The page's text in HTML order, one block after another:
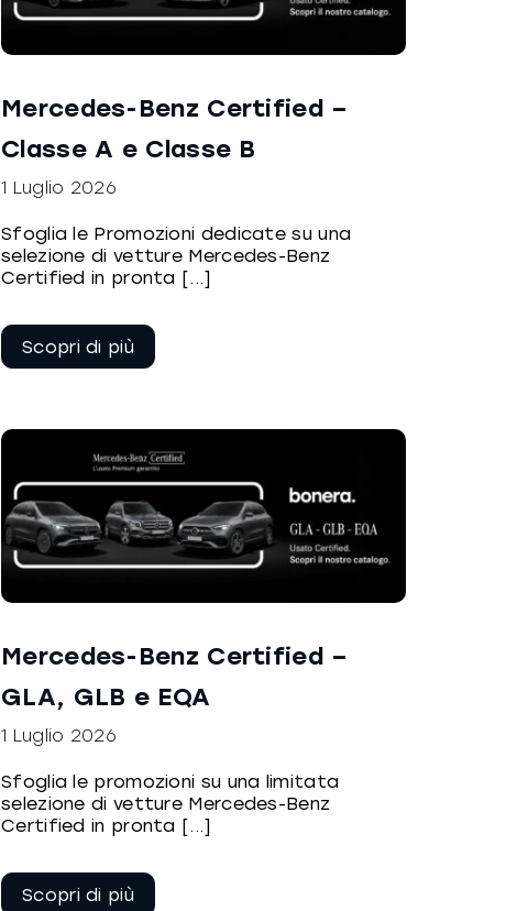
Mercedes-Benz Certified –
Classe A e Classe B
1 Luglio 2026
Sfoglia le Promozioni dedicate su una
selezione di vetture Mercedes-Benz
Certified in pronta [...]
Continua a
leggere
Mercedes-Benz Certified –
GLA, GLB e EQA
1 Luglio 2026
Sfoglia le promozioni su una limitata
selezione di vetture Mercedes-Benz
Certified in pronta [...]
Continua a